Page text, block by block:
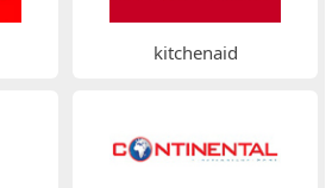
kitchenaid